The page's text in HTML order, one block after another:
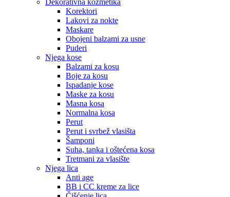
Dekorativna kozmetika
Korektori
Lakovi za nokte
Maskare
Obojeni balzami za usne
Puderi
Njega kose
Balzami za kosu
Boje za kosu
Ispadanje kose
Maske za kosu
Masna kosa
Normalna kosa
Perut
Perut i svrbež vlasišta
Šamponi
Suha, tanka i oštećena kosa
Tretmani za vlasište
Njega lica
Anti age
BB i CC kreme za lice